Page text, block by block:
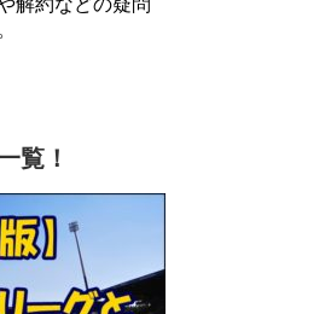
解約などの疑問
覧！